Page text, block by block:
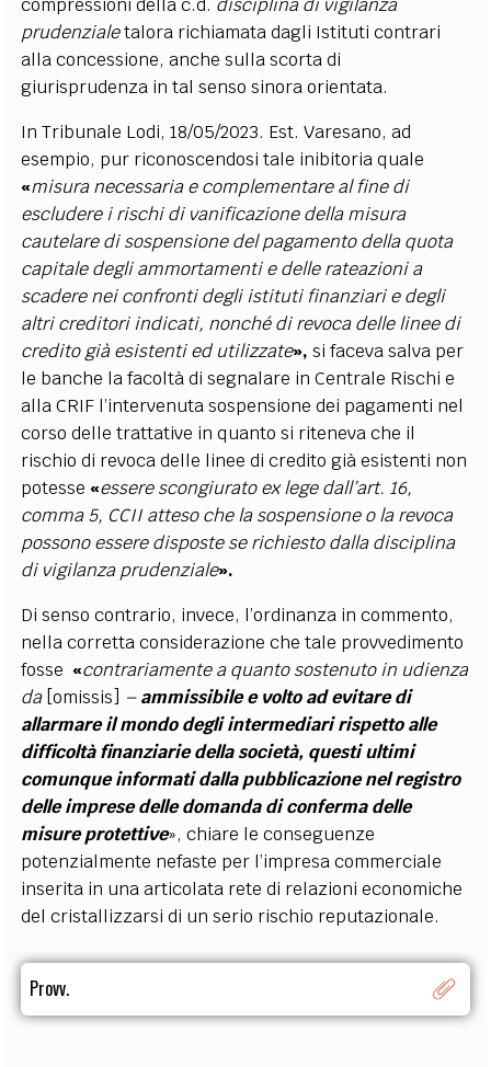
compressioni della c.d. disciplina di vigilanza
prudenzialetalora richiamata dagli Istituti contrari
alla concessione, anche sulla scorta di
giurisprudenza in tal senso sinora orientata.
In Tribunale Lodi, 18/05/2023. Est. Varesano, ad
esempio, pur riconoscendosi tale inibitoria quale
«misura necessaria e complementare al fine di
escludere i rischi di vanificazione della misura
cautelare di sospensione del pagamento della quota
capitale degli ammortamenti e delle rateazioni a
scadere nei confronti degli istituti finanziari e degli
altri creditori indicati, nonché di revoca delle linee di
credito già esistenti ed utilizzate»,si faceva salva per
le banche la facoltà di segnalare in Centrale Rischi e
alla CRIF l’intervenuta sospensione dei pagamenti nel
corso delle trattative in quanto si riteneva che il
rischio di revoca delle linee di credito già esistenti non
potesse«essere scongiurato ex lege dall’art. 16,
comma 5, CCII atteso che la sospensione o la revoca
possono essere disposte se richiesto dalla disciplina
di vigilanza prudenziale».
Di senso contrario, invece, l’ordinanza in commento,
nella corretta considerazione che tale provvedimento
fosse«contrariamente a quanto sostenuto in udienza
da [omissis] –ammissibile e volto ad evitare di
allarmare il mondo degli intermediari rispetto alle
difficoltà finanziarie della società, questi ultimi
comunque informati dalla pubblicazione nel registro
delle imprese delle domanda di conferma delle
misure protettive», chiare le conseguenze
potenzialmente nefaste per l’impresa commerciale
inserita in una articolata rete di relazioni economiche
del cristallizzarsi di un serio rischio reputazionale.
Provv.